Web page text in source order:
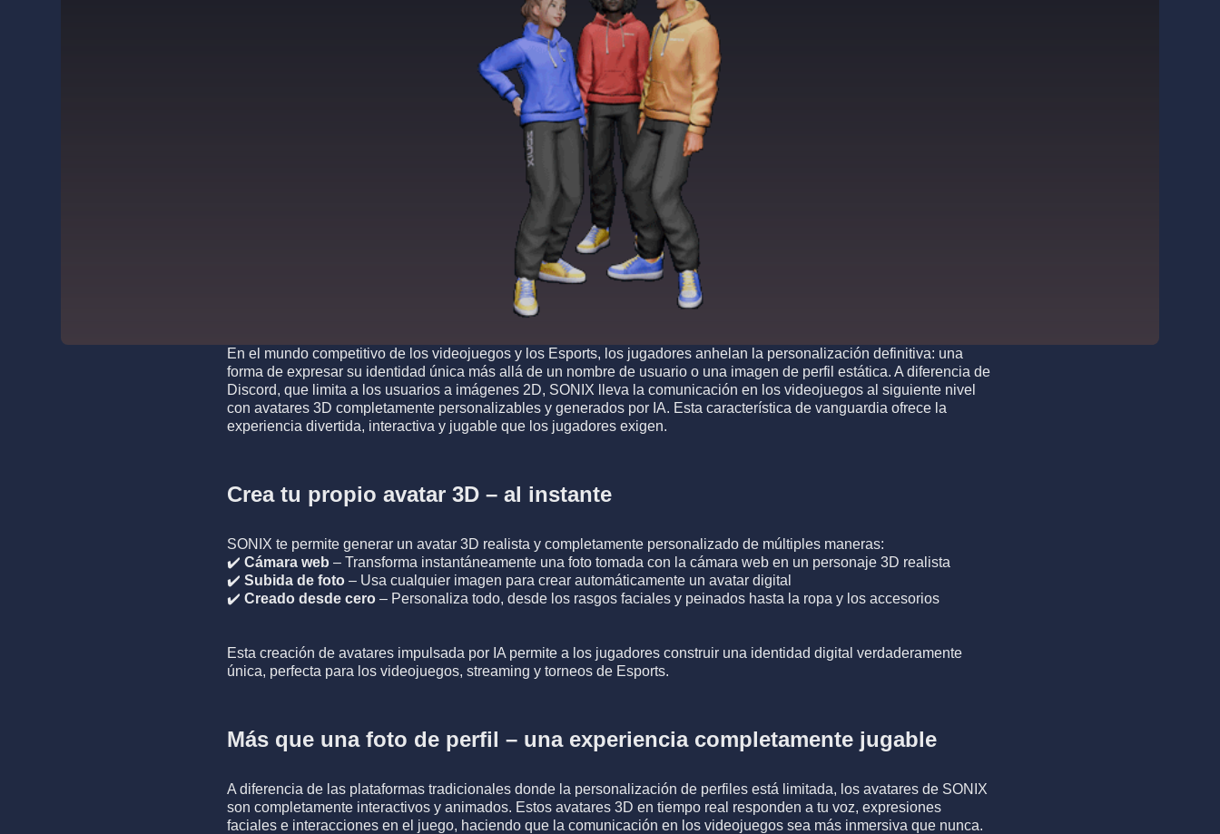
En el mundo competitivo de los videojuegos y los Esports, los jugadores anhelan la personalización definitiva: una
forma de expresar su identidad única más allá de un nombre de usuario o una imagen de perfil estática. A diferencia de
Discord, que limita a los usuarios a imágenes 2D, SONIX lleva la comunicación en los videojuegos al siguiente nivel
con avatares 3D completamente personalizables y generados por IA. Esta característica de vanguardia ofrece la
experiencia divertida, interactiva y jugable que los jugadores exigen.
Crea tu propio avatar 3D – al instante
SONIX te permite generar un avatar 3D realista y completamente personalizado de múltiples maneras:
✔️ Cámara web – Transforma instantáneamente una foto tomada con la cámara web en un personaje 3D realista
✔️ Subida de foto – Usa cualquier imagen para crear automáticamente un avatar digital
✔️ Creado desde cero – Personaliza todo, desde los rasgos faciales y peinados hasta la ropa y los accesorios
Esta creación de avatares impulsada por IA permite a los jugadores construir una identidad digital verdaderamente
única, perfecta para los videojuegos, streaming y torneos de Esports.
Más que una foto de perfil – una experiencia completamente jugable
A diferencia de las plataformas tradicionales donde la personalización de perfiles está limitada, los avatares de SONIX
son completamente interactivos y animados. Estos avatares 3D en tiempo real responden a tu voz, expresiones
faciales e interacciones en el juego, haciendo que la comunicación en los videojuegos sea más inmersiva que nunca.